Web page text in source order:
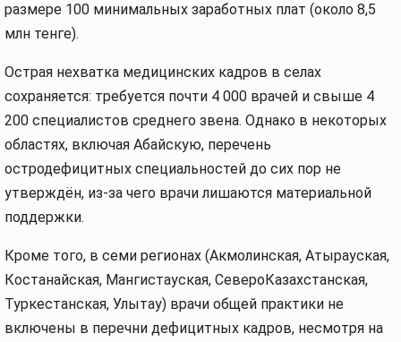
размере 100 минимальных заработных плат (около 8,5
млн тенге).
Острая нехватка медицинских кадров в селах
сохраняется: требуется почти 4 000 врачей и свыше 4
200 специалистов среднего звена. Однако в некоторых
областях, включая Абайскую, перечень
остродефицитных специальностей до сих пор не
утверждён, из-за чего врачи лишаются материальной
поддержки.
Кроме того, в семи регионах (Акмолинская, Атырауская,
Костанайская, Мангистауская, СевероКазахстанская,
Туркестанская, Улытау) врачи общей практики не
включены в перечни дефицитных кадров, несмотря на